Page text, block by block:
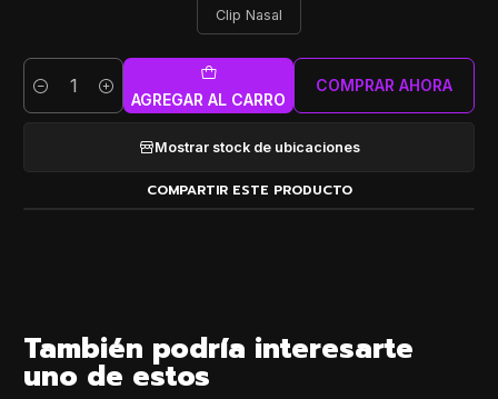
Clip Nasal
Cantidad AGREGAR AL CARRO
COMPRAR AHORA
Mostrar stock de ubicaciones
COMPARTIR ESTE PRODUCTO
También podría interesarte
uno de estos